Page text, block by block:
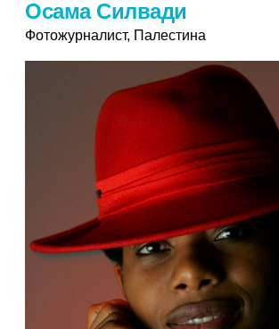
Осама Силвади
Фотожурналист, Палестина